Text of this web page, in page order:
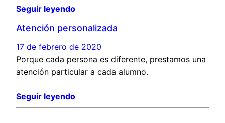
Seguir leyendo
Atención personalizada
17 de febrero de 2020
Porque cada persona es diferente, prestamos una
atención particular a cada alumno.
Seguir leyendo